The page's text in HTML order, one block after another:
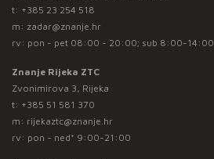
t: +385 23 254 518
m: zadar@znanje.hr
rv: pon - pet 08:00 - 20:00; sub 8:00-14:00
Znanje Rijeka ZTC
Zvonimirova 3, Rijeka
t: +385 51 581 370
m: rijekaztc@znanje.hr
rv: pon - ned* 9:00-21:00